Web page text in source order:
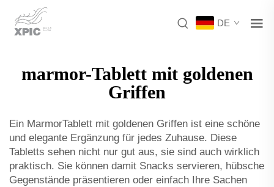
DE
marmor-Tablett mit goldenen
Griffen
Ein MarmorTablett mit goldenen Griffen ist eine schöne
und elegante Ergänzung für jedes Zuhause. Diese
Tabletts sehen nicht nur gut aus, sie sind auch wirklich
praktisch. Sie können damit Snacks servieren, hübsche
Gegenstände präsentieren oder einfach Ihre Sachen